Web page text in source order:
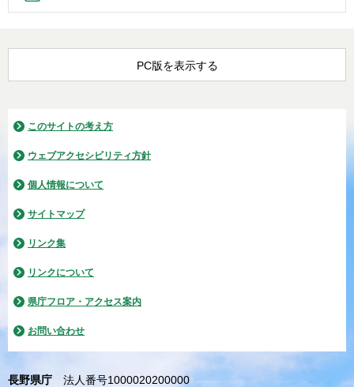
PC版を表示する
このサイトの考え方
ウェブアクセシビリティ方針
個人情報について
サイトマップ
リンク集
リンクについて
県庁フロア・アクセス案内
お問い合わせ
長野県庁
法人番号1000020200000